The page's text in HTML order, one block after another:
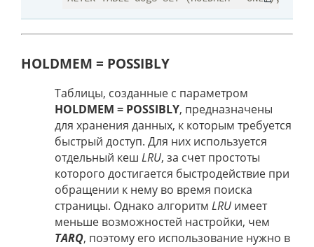
HOLDMEM = POSSIBLY
Таблицы, созданные с параметром
HOLDMEM = POSSIBLY, предназначены
для хранения данных, к которым требуется
быстрый доступ. Для них используется
отдельный кеш LRU, за счет простоты
которого достигается быстродействие при
обращении к нему во время поиска
страницы. Однако алгоритм LRU имеет
меньше возможностей настройки, чем
TARQ, поэтому его использование нужно в